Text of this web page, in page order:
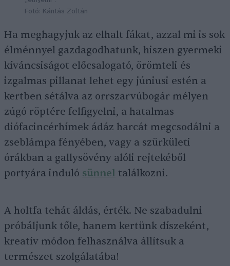
Fotó: Kántás Zoltán
Ha meghagyjuk az elhalt fákat, azzal mi is sok
élménnyel gazdagodhatunk, hiszen gyermeki
kíváncsiságot előcsalogató, örömteli és
izgalmas pillanat lehet egy júniusi estén a
kertben sétálva az orrszarvúbogár mélyen
zúgó röptére felfigyelni, a hatalmas
diófacincérhímek ádáz harcát megcsodálni a
zseblámpa fényében, vagy a szürkületi
órákban a gallysövény alóli rejtekéből
portyára induló sünnel találkozni.
A holtfa tehát áldás, érték. Ne szabadulni
próbáljunk tőle, hanem kertünk díszeként,
kreatív módon felhasználva állítsuk a
természet szolgálatába!